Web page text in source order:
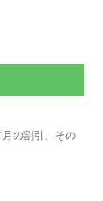
の割引、その